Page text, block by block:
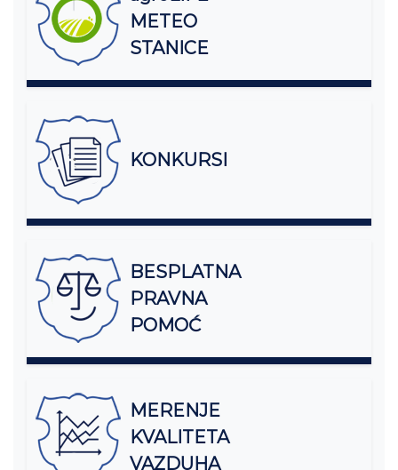
METEO
STANICE
KONKURSI
BESPLATNA
PRAVNA
POMOĆ
MERENJE
KVALITETA
VAZDUHA